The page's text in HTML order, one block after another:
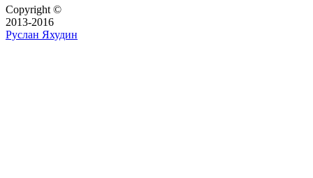
Copyright ©
2013-2016
Руслан Яхудин